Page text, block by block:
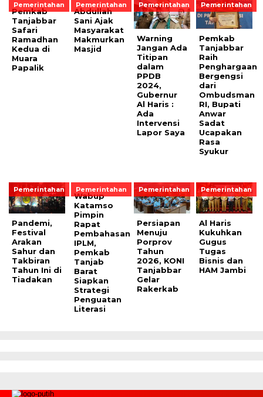
Pemerintahan
Pemkab
Tanjabbar
Safari
Ramadhan
Kedua di
Muara
Papalik
Pemerintahan
Abdullah
Sani Ajak
Masyarakat
Makmurkan
Masjid
Pemerintahan
Warning
Jangan Ada
Titipan
dalam
PPDB
2024,
Gubernur
Al Haris :
Ada
Intervensi
Lapor Saya
Pemerintahan
Pemkab
Tanjabbar
Raih
Penghargaan
Bergengsi
dari
Ombudsman
RI, Bupati
Anwar
Sadat
Ucapakan
Rasa
Syukur
Pemerintahan
Pandemi,
Festival
Arakan
Sahur dan
Takbiran
Tahun Ini di
Tiadakan
Pemerintahan
Wabup
Katamso
Pimpin
Rapat
Pembahasan
IPLM,
Pemkab
Tanjab
Barat
Siapkan
Strategi
Penguatan
Literasi
Pemerintahan
Persiapan
Menuju
Porprov
Tahun
2026, KONI
Tanjabbar
Gelar
Rakerkab
Pemerintahan
Al Haris
Kukuhkan
Gugus
Tugas
Bisnis dan
HAM Jambi